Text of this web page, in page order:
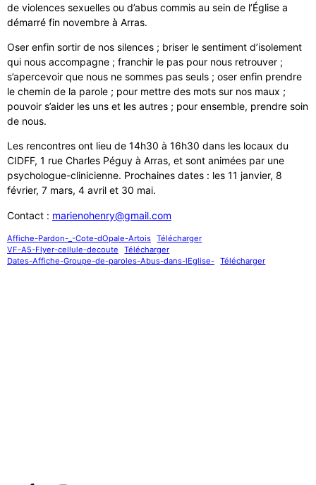
de violences sexuelles ou d’abus commis au sein de l’Église a
démarré fin novembre à Arras.
Oser enfin sortir de nos silences ; briser le sentiment d’isolement
qui nous accompagne ; franchir le pas pour nous retrouver ;
s’apercevoir que nous ne sommes pas seuls ; oser enfin prendre
le chemin de la parole ; pour mettre des mots sur nos maux ;
pouvoir s’aider les uns et les autres ; pour ensemble, prendre soin
de nous.
Les rencontres ont lieu de 14h30 à 16h30 dans les locaux du
CIDFF, 1 rue Charles Péguy à Arras, et sont animées par une
psychologue-clinicienne. Prochaines dates : les 11 janvier, 8
février, 7 mars, 4 avril et 30 mai.
Contact : marienohenry@gmail.com
Affiche-Pardon-_-Cote-dOpale-Artois Télécharger
VF-A5-Flyer-cellule-decoute
Télécharger
Dates-Affiche-Groupe-de-paroles-Abus-dans-lEglise- Télécharger